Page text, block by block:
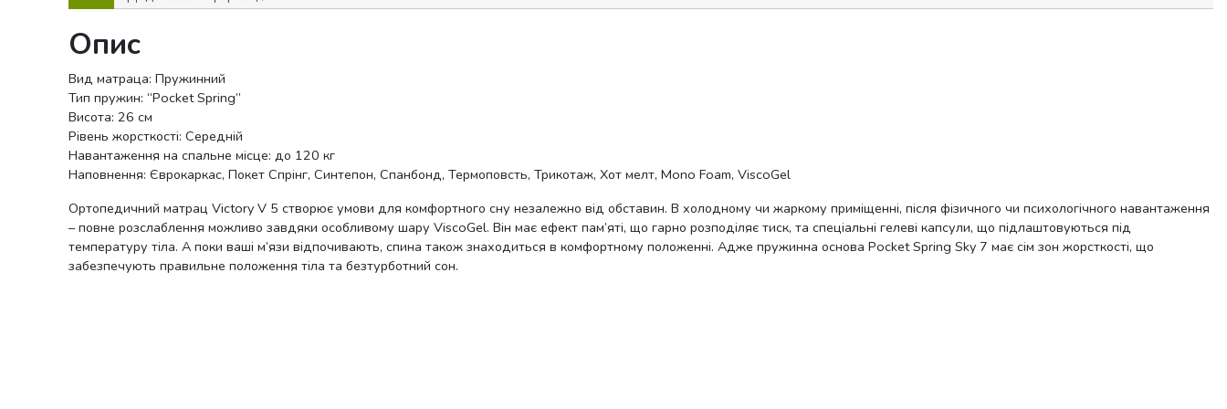
Опис
Вид матраца: Пружинний
Тип пружин: “Pocket Spring”
Висота: 26 см
Рівень жорсткості: Середній
Навантаження на спальне місце: до 120 кг
Наповнення: Єврокаркас, Покет Спрінг, Синтепон, Спанбонд, Термоповсть, Трикотаж, Хот мелт, Mono Foam, ViscoGel
Ортопедичний матрац Victory V 5 створює умови для комфортного сну незалежно від обставин. В холодному чи жаркому приміщенні, після фізичного чи психологічного навантаження
– повне розслаблення можливо завдяки особливому шару ViscoGel. Він має ефект пам’яті, що гарно розподіляє тиск, та спеціальні гелеві капсули, що підлаштовуються під
температуру тіла. А поки ваші м’язи відпочивають, спина також знаходиться в комфортному положенні. Адже пружинна основа Pocket Spring Sky 7 має сім зон жорсткості, що
забезпечують правильне положення тіла та безтурботний сон.